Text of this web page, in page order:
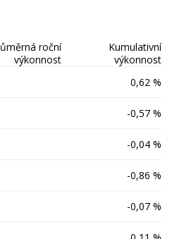
roční
výkonnost
Kumulativní
výkonnost
0,62 %
-0,57 %
-0,04 %
-0,86 %
-0,07 %